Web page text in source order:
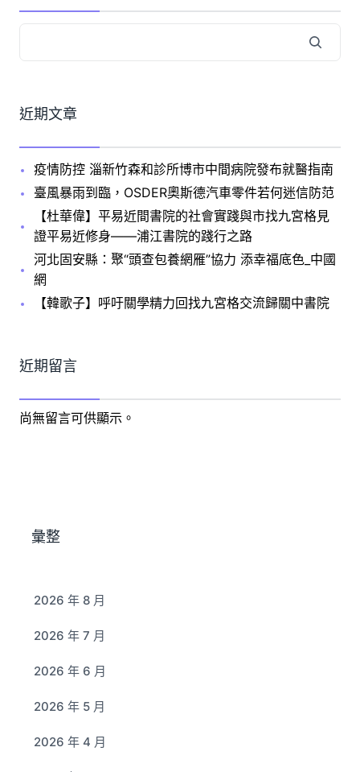
近期文章
疫情防控 淄新竹森和診所博市中間病院發布就醫指南
臺風暴雨到臨，OSDER奧斯德汽車零件若何迷信防范
【杜華偉】平易近間書院的社會實踐與市找九宮格見
證平易近修身——浦江書院的踐行之路
河北固安縣：聚“頭查包養網雁”協力 添幸福底色_中國
網
【韓歌子】呼吁關學精力回找九宮格交流歸關中書院
近期留言
尚無留言可供顯示。
彙整
2026 年 8 月
2026 年 7 月
2026 年 6 月
2026 年 5 月
2026 年 4 月